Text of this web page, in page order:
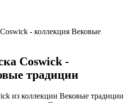
- коллекция Вековые
Coswick -
традиции
из коллекции Вековые традиции